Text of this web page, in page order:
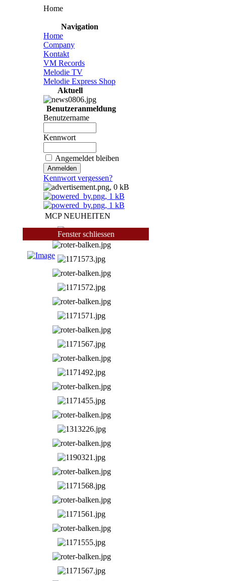
Home
Navigation
Home
Company
Kontakt
VM Records
Melodie TV
Melodie Express Shop
Aktuell
Benutzeranmeldung
Benutzername
Kennwort
Angemeldet bleiben
Kennwort vergessen?
MCP NEUHEITEN
Fenster schliessen